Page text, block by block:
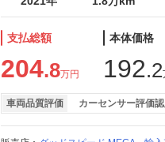
支払総額
204.8万円
本体価格
192.2
車両品質評価 カーセンサー評価